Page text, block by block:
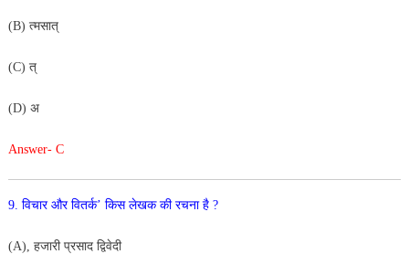
(B) त्मसात्
(C) त्
(D) अ
Answer- C
9. विचार और वितर्क’ किस लेखक की रचना है ?
(A), हजारी प्रसाद द्विवेदी